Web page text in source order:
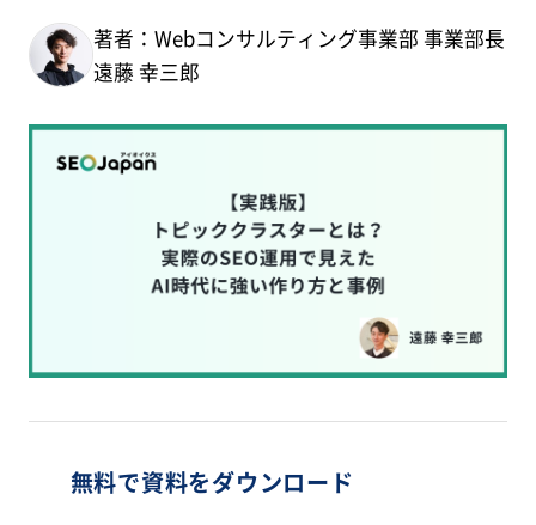
著者：Webコンサルティング事業部 事業部長
遠藤 幸三郎
無料で資料をダウンロード